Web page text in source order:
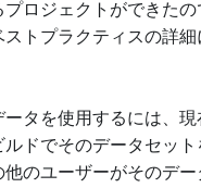
ロジェクトができた
トプラクティスの詳細
タを使用するには、
ドでそのデータセッ
のユーザーがそのデ